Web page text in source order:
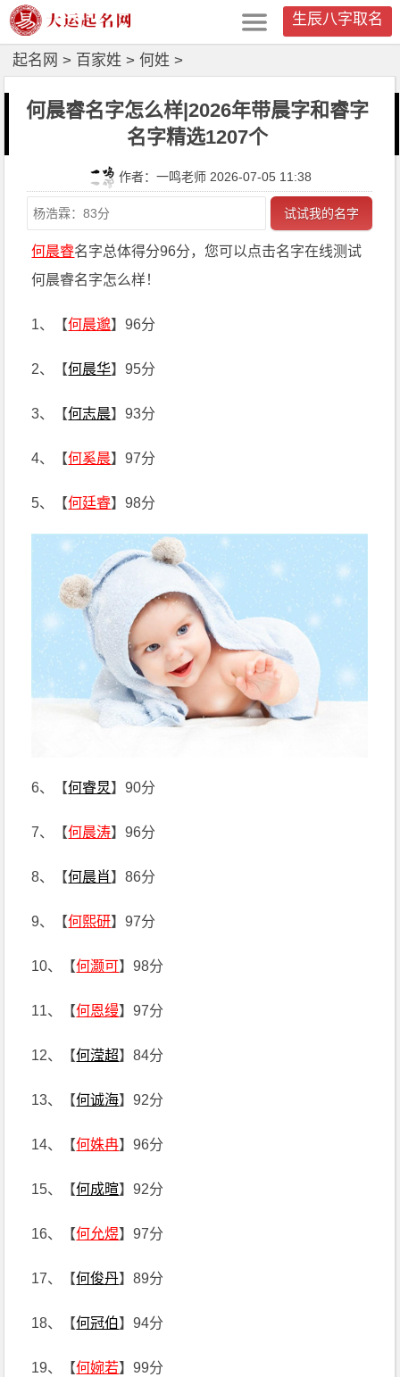
生辰八字取名
起名网 > 百家姓 >何姓 >
何晨睿名字怎么样|2026年带晨字和睿字
名字精选1207个
作者：一鸣老师 2026-07-05 11:38
试试我的名字
何晨睿名字总体得分96分，您可以点击名字在线测试
何晨睿名字怎么样！
1、【何晨邈】96分
2、【何晨华】95分
3、【何志晨】93分
4、【何奚晨】97分
5、【何廷睿】98分
6、【何睿炅】90分
7、【何晨涛】96分
8、【何晨肖】86分
9、【何熙研】97分
10、【何灏可】98分
11、【何恩缦】97分
12、【何滢超】84分
13、【何诚海】92分
14、【何姝冉】96分
15、【何成暄】92分
16、【何允煜】97分
17、【何俊丹】89分
18、【何冠伯】94分
19、【何婉若】99分